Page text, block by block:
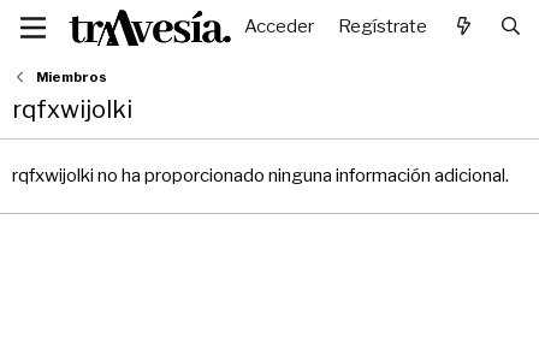
Acceder Regístrate
Miembros
rqfxwijolki
rqfxwijolki no ha proporcionado ninguna información adicional.